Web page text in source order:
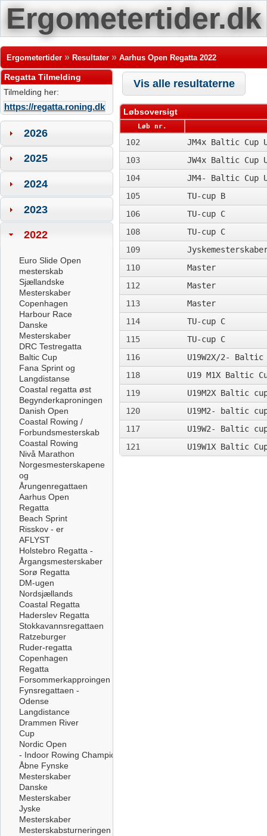
Ergometertider.dk
Ergometertider » Resultater » Aarhus Open Regatta 2022
Regatta Tilmelding
Tilmelding her:
https://regatta.roning.dk
2026
2025
2024
2023
2022
Euro Slide Open
mesterskab
Sjællandske
Mesterskaber
Copenhagen
Harbour Race
Danske
Mesterskaber
DRC Testregatta
Baltic Cup
Fana Sprint og
Langdistanse
Coastal regatta øst
Begynderkaproningen
Danish Open
Coastal Rowing /
Forbundsmesterskab
Coastal Rowing
Nivå Marathon
Norgesmesterskapene
og
Årungenregattaen
Aarhus Open
Regatta
Beach Sprint
Risskov - er
AFLYST
Holstebro Regatta -
Årgangsmesterskaber
Sorø Regatta
DM-ugen
Nordsjællands
Coastal Regatta
Haderslev Regatta
Stokkavannsregattaen
Ratzeburger
Ruder-regatta
Copenhagen
Regatta
Forsommerkapproingen
Fynsregattaen -
Odense
Langdistance
Drammen River
Cup
Nordic Open
- Indoor Rowing Championships
Åbne Fynske
Mesterskaber
Danske
Mesterskaber
Jyske
Mesterskaber
Mesterskabsturneringen
Vis alle resultaterne
Løbsoversigt
Løb nr.
102
JM4x Baltic Cup
103
JW4x Baltic Cup
104
JM4- Baltic Cup
105
TU-cup B
106
TU-cup C
108
TU-cup C
109
110
Master
112
Master
113
Master
114
TU-cup C
115
TU-cup C
116
U19W2X/2- Baltic
118
U19 M1X Baltic
119
U19M2X Baltic
120
U19M2- baltic
117
U19W2- Baltic
121
U19W1X Baltic